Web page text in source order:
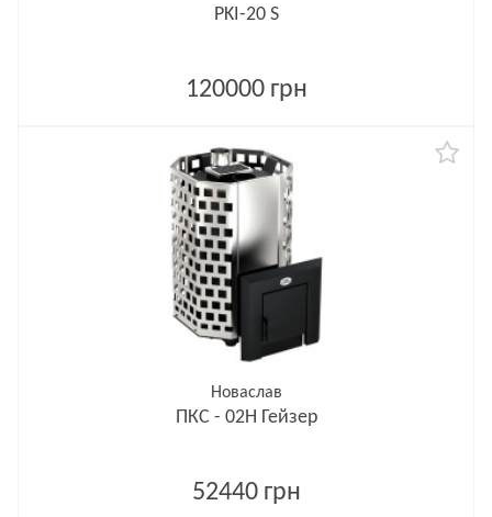
PKI-20 S
120000 грн
Новаслав
ПКС - 02Н Гейзер
52440 грн